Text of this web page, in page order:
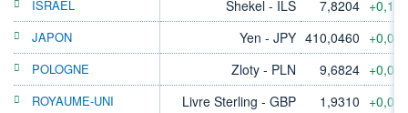
ISRAËL Shekel - ILS 7,8204
JAPON Yen - JPY 410,0460
POLOGNE Zloty - PLN 9,6824
ROYAUME-UNI Livre Sterling - GBP 1,9310